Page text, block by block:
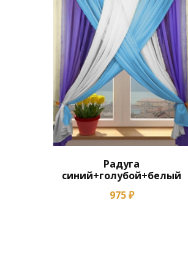
Радуга
синий+голубой+белый
975 ₽